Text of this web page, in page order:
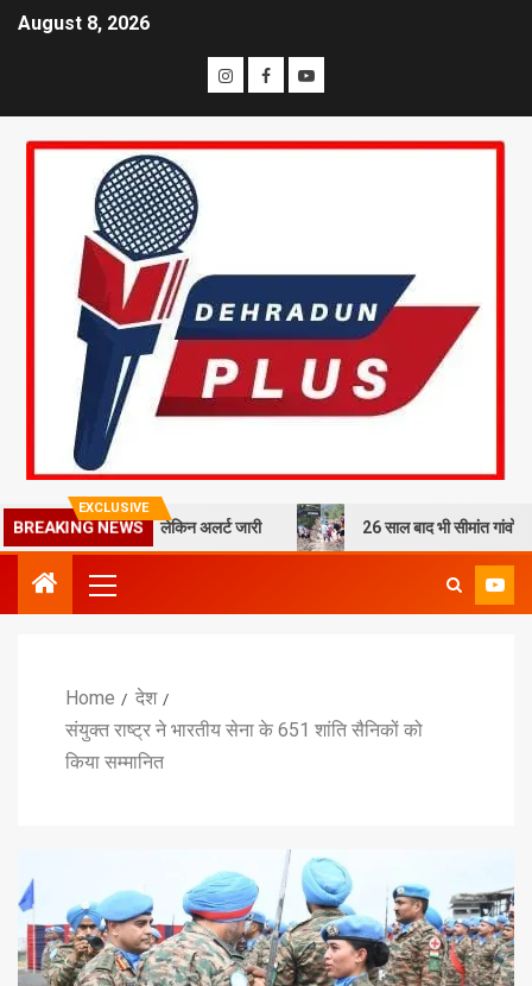
August 8, 2026
EXCLUSIVE
BREAKING NEWS
खतरे से नीचे लेकिन अलर्ट जारी 26 साल बाद भी सीमांत गांवों की पीड़ा
Home
देश
संयुक्त राष्ट्र ने भारतीय सेना के 651 शांति सैनिकों को
किया सम्मानित